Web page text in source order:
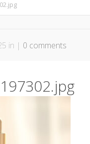
in | 0 comments